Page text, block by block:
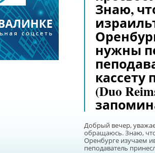
Знаю,
нужны
кассету
(Duo
Добрый вечер,
обращаюсь. Знаю,
Оренбурге изучаем
пеподаватель